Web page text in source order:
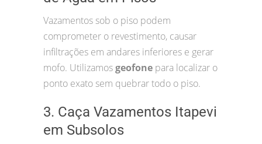
Vazamentos sob o piso podem
comprometer o revestimento, causar
infiltrações em andares inferiores e gerar
mofo. Utilizamosgeofone para localizar o
ponto exato sem quebrar todo o piso.
3. Caça Vazamentos Itapevi
em Subsolos